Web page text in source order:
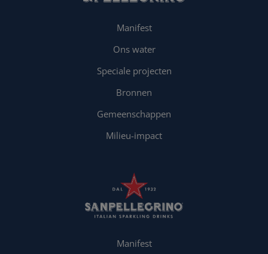
Manifest
Ons water
Speciale projecten
Bronnen
Gemeenschappen
Milieu-impact
Manifest